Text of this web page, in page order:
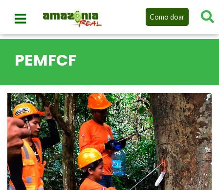
Como doar
PEMFCF